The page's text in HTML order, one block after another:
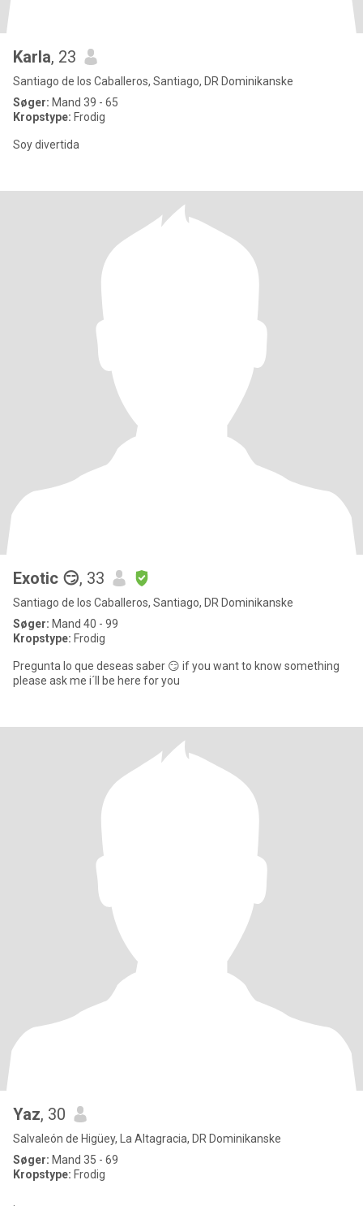
Karla, 23
Santiago de los Caballeros, Santiago, DR Dominikanske
Søger: Mand 39 - 65
Kropstype: Frodig
Soy divertida
Exotic 😏, 33
Santiago de los Caballeros, Santiago, DR Dominikanske
Søger: Mand 40 - 99
Kropstype: Frodig
Pregunta lo que deseas saber 😏 if you want to know something
please ask me i´ll be here for you
Yaz, 30
Salvaleón de Higüey, La Altagracia, DR Dominikanske
Søger: Mand 35 - 69
Kropstype: Frodig